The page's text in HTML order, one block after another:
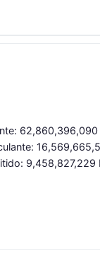
62,860,396,090
9,458,827,229